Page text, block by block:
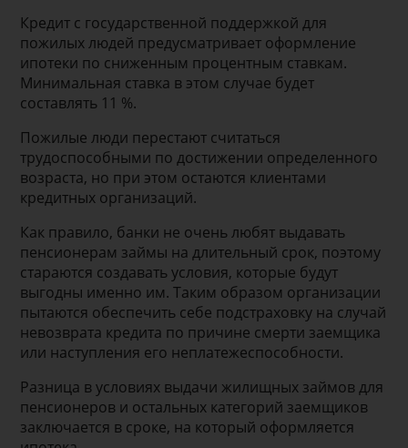
Кредит с государственной поддержкой для
пожилых людей предусматривает оформление
ипотеки по сниженным процентным ставкам.
Минимальная ставка в этом случае будет
составлять 11 %.
Пожилые люди перестают считаться
трудоспособными по достижении определенного
возраста, но при этом остаются клиентами
кредитных организаций.
Как правило, банки не очень любят выдавать
пенсионерам займы на длительный срок, поэтому
стараются создавать условия, которые будут
выгодны именно им. Таким образом организации
пытаются обеспечить себе подстраховку на случай
невозврата кредита по причине смерти заемщика
или наступления его неплатежеспособности.
Разница в условиях выдачи жилищных займов для
пенсионеров и остальных категорий заемщиков
заключается в сроке, на который оформляется